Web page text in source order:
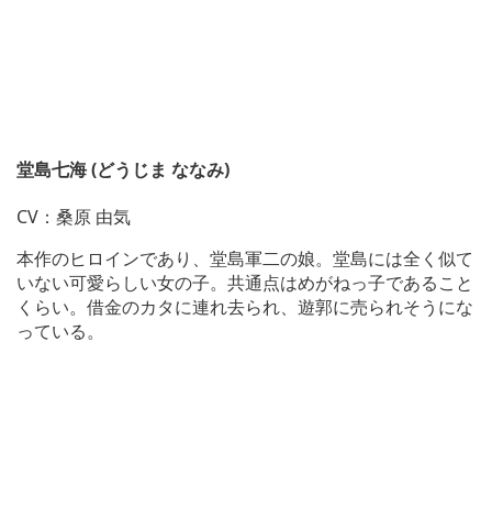
堂島七海 (どうじま ななみ)
CV：桑原 由気
本作のヒロインであり、堂島軍二の娘。堂島には全く似て
いない可愛らしい女の子。共通点はめがねっ子であること
くらい。借金のカタに連れ去られ、遊郭に売られそうにな
っている。